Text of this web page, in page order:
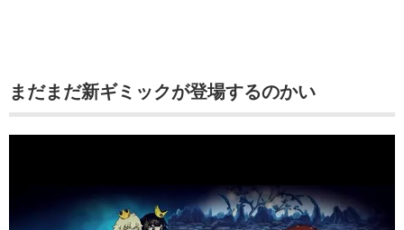
まだまだ新ギミックが登場するのかい